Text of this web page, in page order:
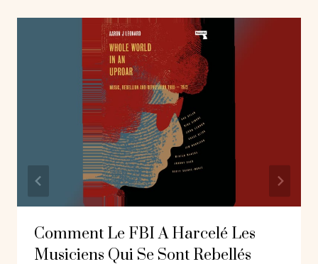
Comment Le FBI A Harcelé Les
Musiciens Qui Se Sont Rebellés